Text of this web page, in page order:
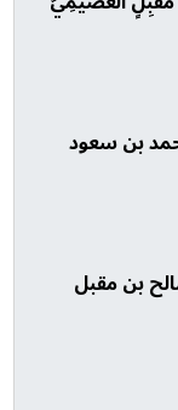
بن سعود
بن مقبل